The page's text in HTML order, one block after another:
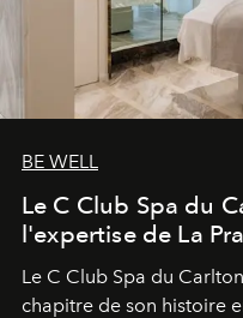
BE WELL
Le C Club Spa du
l'expertise de La
Le C Club Spa du
chapitre de son histoire